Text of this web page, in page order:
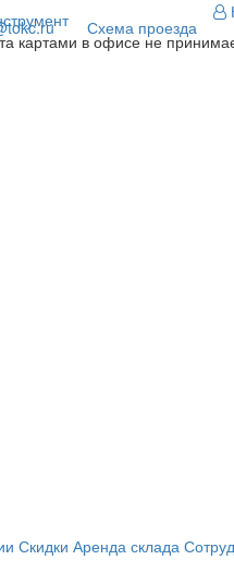
Схема проезда
картами в офисе не
Скидки Аренда склада